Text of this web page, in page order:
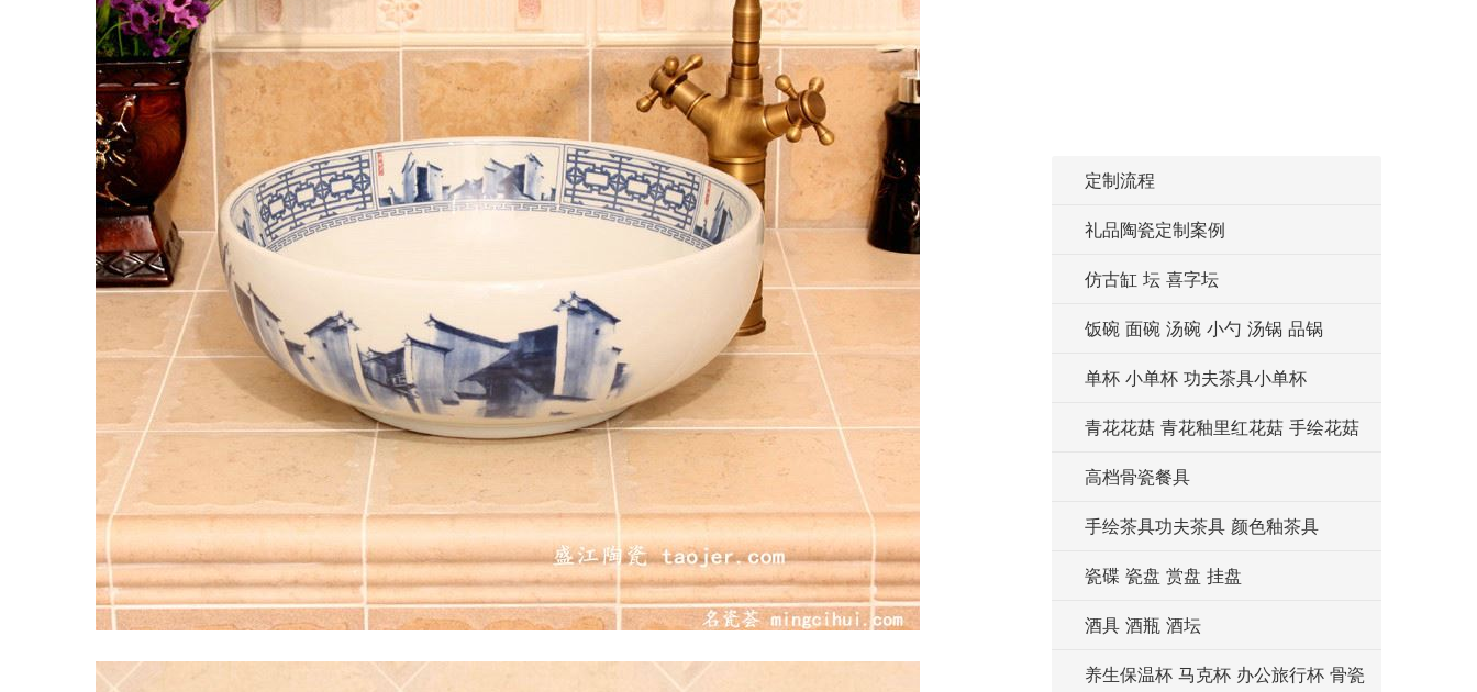
定制流程
礼品陶瓷定制案例
仿古缸 坛 喜字坛
饭碗 面碗 汤碗 小勺 汤锅 品锅
单杯 小单杯 功夫茶具小单杯
青花花菇 青花釉里红花菇 手绘花菇
高档骨瓷餐具
手绘茶具功夫茶具 颜色釉茶具
瓷碟 瓷盘 赏盘 挂盘
酒具 酒瓶 酒坛
养生保温杯 马克杯 办公旅行杯 骨瓷